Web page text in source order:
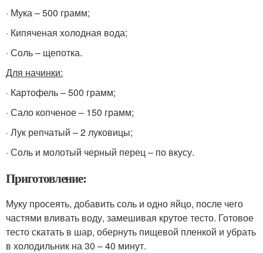
· Мука – 500 грамм;
· Кипяченая холодная вода;
· Соль – щепотка.
Для начинки:
· Картофель – 500 грамм;
· Сало копченое – 150 грамм;
· Лук репчатый – 2 луковицы;
· Соль и молотый черный перец – по вкусу.
Приготовление:
Муку просеять, добавить соль и одно яйцо, после чего
частями вливать воду, замешивая крутое тесто. Готовое
тесто скатать в шар, обернуть пищевой пленкой и убрать
в холодильник на 30 – 40 минут.